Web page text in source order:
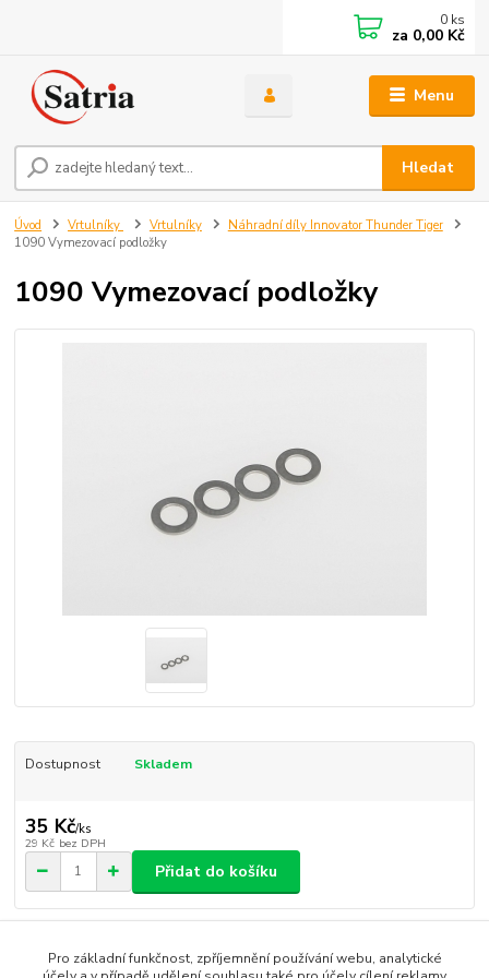
Menu
Hledat
0 ks
za 0,00 Kč
Úvod Vrtulníky Vrtulníky
Náhradní díly Innovator Thunder Tiger
1090 Vymezovací podložky
1090 Vymezovací podložky
Dostupnost Skladem
35 Kč/ks
29 Kč bez DPH
Přidat do košíku
Pro základní funkčnost, zpříjemnění používání webu, analytické